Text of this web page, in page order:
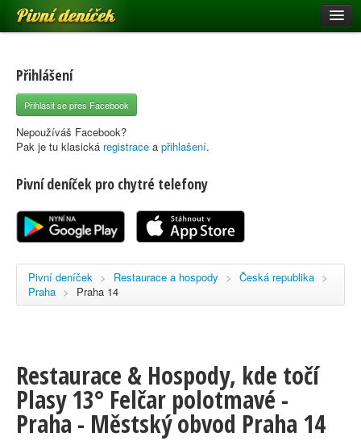
Pivní deníček
Pivní mapa
Pivní značky
Nápověda
Registrace
Přihlášení
Přihlásit se přes Facebook
Nepoužíváš Facebook?
Pak je tu klasická registrace a přihlašení.
Pivní deníček pro chytré telefony
Pivní deníček > Restaurace a hospody > Česká republika >
Praha > Praha 14
Restaurace & Hospody, kde točí
Plasy 13° Felčar polotmavé -
Praha - Městský obvod Praha 14